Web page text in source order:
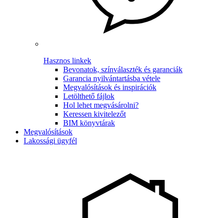
Hasznos linkek
Bevonatok, színválaszték és garanciák
Garancia nyilvántartásba vétele
Megvalósítások és inspirációk
Letölthető fájlok
Hol lehet megvásárolni?
Keressen kivitelezőt
BIM könyvtárak
Megvalósítások
Lakossági ügyfél